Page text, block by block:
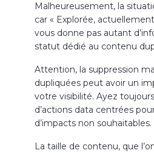
Malheureusement, la
car « Explorée,
vous donne pas autant
statut dédié au contenu
Attention, la suppression
dupliquées peut avoir un
votre visibilité. Ayez
d’actions data centrées
d’impacts non souhaitables.
La taille de contenu, que